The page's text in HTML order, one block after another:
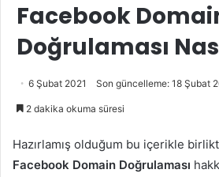
Facebook
Doğrulaması
6 Şubat 2021 Son güncelleme: 18 Şubat
2 dakika okuma süresi
Hazırlamış olduğum bu içerikle
Facebook Domain Doğrulaması